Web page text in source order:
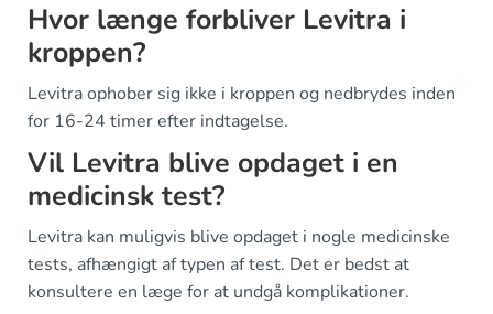
Hvor længe forbliver Levitra i
kroppen?
Levitra ophober sig ikke i kroppen og nedbrydes inden
for 16-24 timer efter indtagelse.
Vil Levitra blive opdaget i en
medicinsk test?
Levitra kan muligvis blive opdaget i nogle medicinske
tests, afhængigt af typen af test. Det er bedst at
konsultere en læge for at undgå komplikationer.